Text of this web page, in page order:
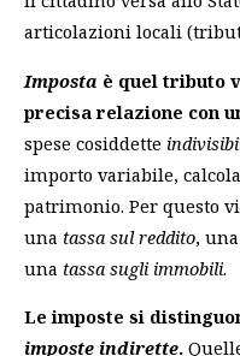
articolazioni locali
Imposta è quel tributo
precisa relazione con
spese cosiddette
importo variabile,
patrimonio. Per questo
una tassa sul reddito, una
una tassa sugli immobili.
Le imposte si
imposte indirette.